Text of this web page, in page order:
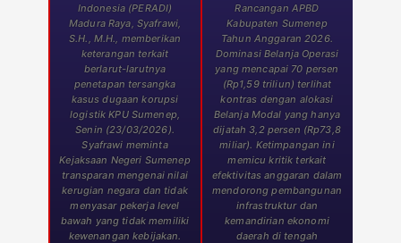
Indonesia (PERADI)
Madura Raya, Syafrawi,
S.H., M.H., memberikan
keterangan terkait
berlarut-larutnya
penetapan tersangka
kasus dugaan korupsi
logistik KPU Sumenep,
Senin (23/03/2026).
Syafrawi meminta
Kejaksaan Negeri Sumenep
transparan mengenai nilai
kerugian negara dan tidak
menyasar pekerja level
bawah yang tidak memiliki
kewenangan kebijakan.
Rancangan APBD
Kabupaten Sumenep
Tahun Anggaran 2026.
Dominasi Belanja Operasi
yang mencapai 70 persen
(Rp1,59 triliun) terlihat
kontras dengan alokasi
Belanja Modal yang hanya
dijatah 3,2 persen (Rp73,8
miliar). Ketimpangan ini
memicu kritik terkait
efektivitas anggaran dalam
mendorong pembangunan
infrastruktur dan
kemandirian ekonomi
daerah di tengah